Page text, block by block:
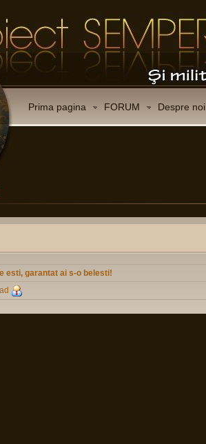
Prima pagina FORUM Despre noi
esti, garantat ai s-o belesti!